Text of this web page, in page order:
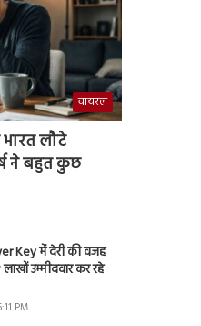
वायरल
लौटे
ने बहुत कुछ
Key में देरी की वजह
उम्मीदवार कर रहे
PM